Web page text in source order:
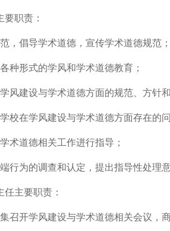
要职责：
，倡导学术道德，宣传学术道德规范；
种形式的学风和学术道德教育；
风建设与学术道德方面的规范、方针
校在学风建设与学术道德方面存在的
术道德相关工作进行指导；
行为的调查和认定，提出指导性处理意
任主要职责：
召开学风建设与学术道德相关会议，